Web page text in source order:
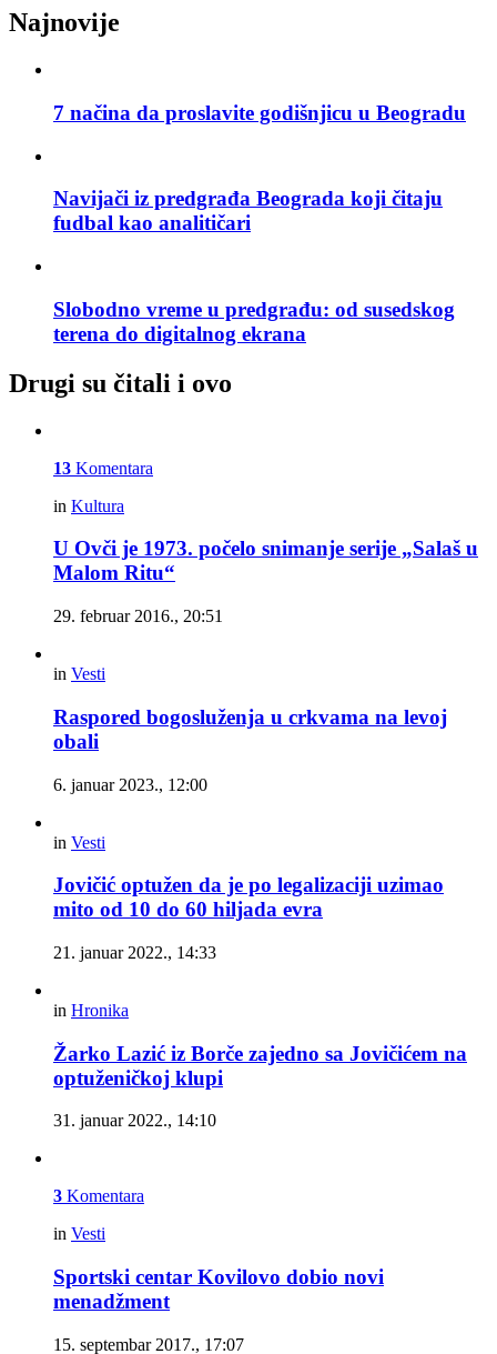
Najnovije
7 načina da proslavite godišnjicu u Beogradu
Navijači iz predgrađa Beograda koji čitaju
fudbal kao analitičari
Slobodno vreme u predgrađu: od susedskog
terena do digitalnog ekrana
Drugi su čitali i ovo
13 Komentara
in Kultura
U Ovči je 1973. počelo snimanje serije „Salaš u
Malom Ritu“
29. februar 2016., 20:51
in Vesti
Raspored bogosluženja u crkvama na levoj
obali
6. januar 2023., 12:00
in Vesti
Jovičić optužen da je po legalizaciji uzimao
mito od 10 do 60 hiljada evra
21. januar 2022., 14:33
in Hronika
Žarko Lazić iz Borče zajedno sa Jovičićem na
optuženičkoj klupi
31. januar 2022., 14:10
3 Komentara
in Vesti
Sportski centar Kovilovo dobio novi
menadžment
15. septembar 2017., 17:07